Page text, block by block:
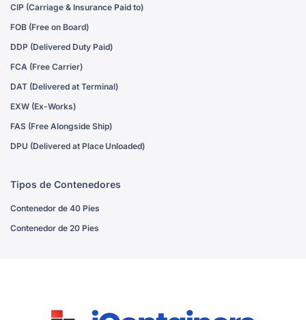
CIP (Carriage & Insurance Paid to)
FOB (Free on Board)
DDP (Delivered Duty Paid)
FCA (Free Carrier)
DAT (Delivered at Terminal)
EXW (Ex-Works)
FAS (Free Alongside Ship)
DPU (Delivered at Place Unloaded)
Tipos de Contenedores
Contenedor de 40 Pies
Contenedor de 20 Pies